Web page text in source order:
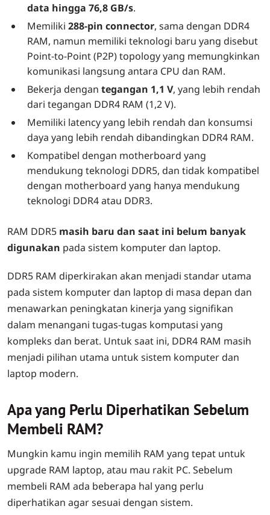
data hingga 76,8 GB/s.
Memiliki 288-pin connector, sama dengan DDR4
RAM, namun memiliki teknologi baru yang disebut
Point-to-Point (P2P) topology yang memungkinkan
komunikasi langsung antara CPU dan RAM.
Bekerja dengan tegangan 1,1 V, yang lebih rendah
dari tegangan DDR4 RAM (1,2 V).
Memiliki latency yang lebih rendah dan konsumsi
daya yang lebih rendah dibandingkan DDR4 RAM.
Kompatibel dengan motherboard yang
mendukung teknologi DDR5, dan tidak kompatibel
dengan motherboard yang hanya mendukung
teknologi DDR4 atau DDR3.
RAM DDR5 masih baru dan saat ini belum banyak
digunakan pada sistem komputer dan laptop.
DDR5 RAM diperkirakan akan menjadi standar utama
pada sistem komputer dan laptop di masa depan dan
menawarkan peningkatan kinerja yang signifikan
dalam menangani tugas-tugas komputasi yang
kompleks dan berat. Untuk saat ini, DDR4 RAM masih
menjadi pilihan utama untuk sistem komputer dan
laptop modern.
Apa yang Perlu Diperhatikan Sebelum
Membeli RAM?
Mungkin kamu ingin memilih RAM yang tepat untuk
upgrade RAM laptop, atau mau rakit PC. Sebelum
membeli RAM ada beberapa hal yang perlu
diperhatikan agar sesuai dengan sistem.